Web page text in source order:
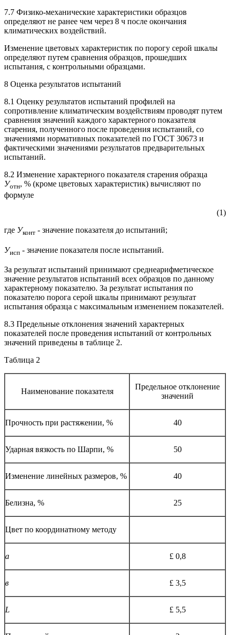
7.7 Физико-механические характеристики образцов
определяют не ранее чем через 8 ч после окончания
климатических воздействий.
Изменение цветовых характеристик по порогу серой шкалы
определяют путем сравнения образцов, прошедших
испытания, с контрольными образцами.
8 Оценка результатов испытаний
8.1 Оценку результатов испытаний профилей на
сопротивление климатическим воздействиям проводят путем
сравнения значений каждого характерного показателя
старения, полученного после проведения испытаний, со
значениями нормативных показателей по ГОСТ 30673 и
фактическими значениями результатов предварительных
испытаний.
8.2 Изменение характерного показателя старения образца
Уотн, % (кроме цветовых характеристик) вычисляют по
формуле
(1)
где Уконт - значение показателя до испытаний;
Уисп - значение показателя после испытаний.
За результат испытаний принимают среднеарифметическое
значение результатов испытаний всех образцов по данному
характерному показателю. За результат испытания по
показателю порога серой шкалы принимают результат
испытания образца с максимальным изменением показателей.
8.3 Предельные отклонения значений характерных
показателей после проведения испытаний от контрольных
значений приведены в таблице 2.
Таблица 2
Наименование показателя
Предельное отклонение
значений
Прочность при растяжении, % 40
Ударная вязкость по Шарпи, % 50
Изменение линейных размеров, % 40
Белизна, % 25
Цвет по координатному методу
а £ 0,8
в £ 3,5
L £ 5,5